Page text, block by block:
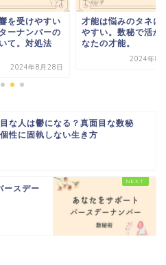
のタネになり
秘で活かすあ
。
RASをうまく使うた
ポイントと注意点。
意識と脳科学
2024年3
な人は鬱になる？真面目な数秘
性に固執しない生き方
ースデー